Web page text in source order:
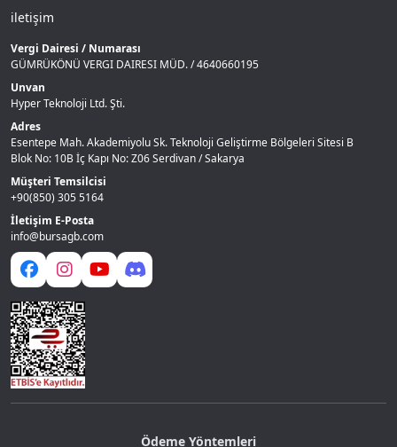
iletişim
Vergi Dairesi / Numarası
GÜMRÜKÖNÜ VERGI DAIRESI MÜD. / 4640660195
Unvan
Hyper Teknoloji Ltd. Şti.
Adres
Esentepe Mah. Akademiyolu Sk. Teknoloji Geliştirme Bölgeleri Sitesi B
Blok No: 10B İç Kapı No: Z06 Serdivan / Sakarya
Müşteri Temsilcisi
+90(850) 305 5164
İletişim E-Posta
info@bursagb.com
Ödeme Yöntemleri